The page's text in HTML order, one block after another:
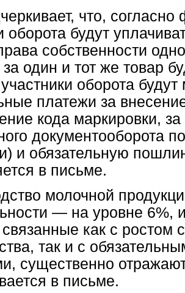
что,
оборота будут
собственности
один и тот же товар
оборота будут
платежи за
кода маркировки,
документооборота
и обязательную
в письме.
молочной
— на уровне 6%,
как с ростом
так и с
существенно
в письме.